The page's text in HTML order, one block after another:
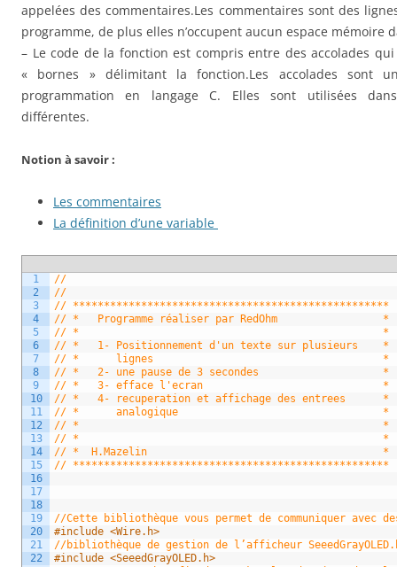
appelées des commentaires.Les commentaires sont des
programme, de plus elles n’occupent aucun espace mémoire
– Le code de la fonction est compris entre des accolades
« bornes » délimitant la fonction.Les accolades sont
programmation en langage C. Elles sont utilisées
différentes.
Notion à savoir :
Les commentaires
La définition d’une variable
1
2
3
4
5
6
7
8
9
10
11
12
13
14
15
16
17
18
19
20
21
22
//
//
// ***************************************************
// *   Programme réaliser par RedOhm                 *
// *                                                 *
// *   1- Positionnement d'un texte sur plusieurs    *
// *      lignes                                     *
// *   2- une pause de 3 secondes                    *
// *   3- efface l'ecran                             *
// *   4- recuperation et affichage des entrees      *
// *      analogique                                 *
// *                                                 *
// *                                                 *
// *  H.Mazelin                                      *
// ***************************************************
//Cette bibliothèque vous permet de communiquer avec
#include <Wire.h>
//bibliothèque de gestion de l’afficheur
#include <SeeedGrayOLED.h>